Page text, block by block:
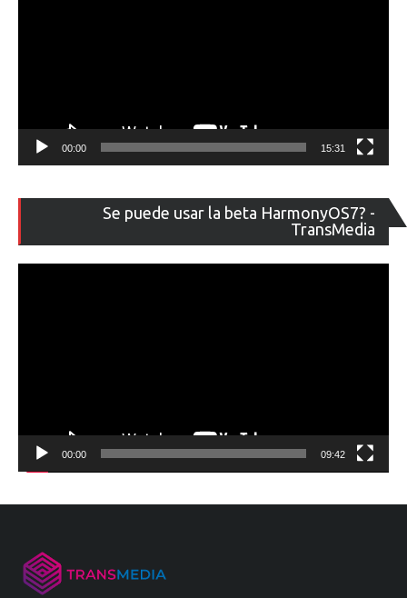
00:00 15:31
Se puede usar la beta HarmonyOS7? -
TransMedia
de
00:00 09:42